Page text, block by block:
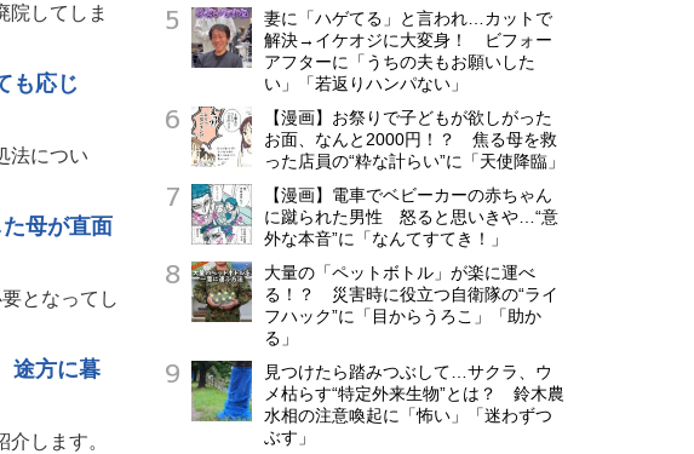
院してしま
も応じ
法につい
母が直面
となってし
途方に暮
します。
妻に「ハゲてる」と言われ…カットで
解決→イケオジに大変身！ ビフォー
アフターに「うちの夫もお願いした
い」「若返りハンパない」
【漫画】お祭りで子どもが欲しがった
お面、なんと2000円！？ 焦る母を救
った店員の“粋な計らい”に「天使降臨」
【漫画】電車でベビーカーの赤ちゃん
に蹴られた男性 怒ると思いきや…“意
外な本音”に「なんてすてき！」
大量の「ペットボトル」が楽に運べ
る！？ 災害時に役立つ自衛隊の“ライ
フハック”に「目からうろこ」「助か
る」
見つけたら踏みつぶして…サクラ、ウ
メ枯らす“特定外来生物”とは？ 鈴木農
水相の注意喚起に「怖い」「迷わずつ
ぶす」